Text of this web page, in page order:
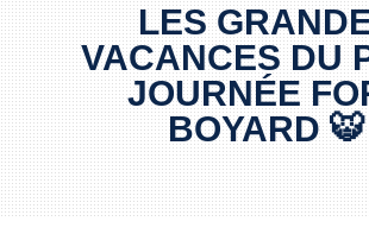
LES
VACANCES DU
JOURNÉE
BOYARD 🐯